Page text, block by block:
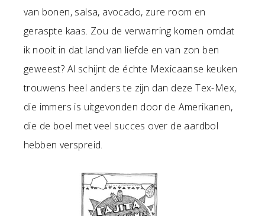
van bonen, salsa, avocado, zure room en
geraspte kaas. Zou de verwarring komen omdat
ik nooit in dat land van liefde en van zon ben
geweest? Al schijnt de échte Mexicaanse keuken
trouwens heel anders te zijn dan deze Tex-Mex,
die immers is uitgevonden door de Amerikanen,
die de boel met veel succes over de aardbol
hebben verspreid.